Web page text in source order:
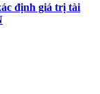
định giá trị tài